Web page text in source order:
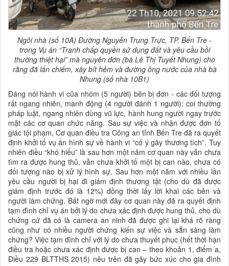
Ngôi nhà (số 10A) Đường Nguyễn Trung Trực, TP. Bến Tre -
trong Vụ án “Tranh chấp quyền sử dụng đất và yêu cầu bồi
thường thiệt hại” mà nguyên đơn (bà Lê Thị Tuyết Nhung) cho
rằng đã lấn chiếm, xây bít hẻm và đường ông nước của nhà bà
Nhung (số nhà 10B1)
Đáng nói hành vi của nhóm (5 người) bên bị đơn - các đối tượng
rất ngang nhiên, manh động (4 người đánh 1 người); coi thường
pháp luật, ngang nhiên dùng vũ lực, hành hung người ngay trước
mặt các cơ quan chức năng. Sau sự việc và nhận được đơn tố
giác tội phạm, Cơ quan điều tra Công an tỉnh Bến Tre đã ra quyết
định khởi tố vụ án hình sự về hành vi “cố ý gây thương tích”. Tuy
nhiên điều “khó hiểu” là sau hơn một năm cơ quan này vẫn chưa
tìm ra được hung thủ, vẫn chưa khởi tố một bị can nào, chưa có
đối tượng nào bị xử lý hình sự. Sau hơn một năm với nhiều lần
yêu cầu người bị hại đi giám định thương tật (cho dù đã được
giám định trước đó là 12%) đồng thời lấy lời khai các bên và
người làm chứng. Bất ngờ mới đây cơ quan này đã ra quyết định
tạm đình chỉ vụ án bởi lý do chưa xác định được hung thủ, cho dù
chứng cứ đã có là camera an ninh đã được ghi lại khá rõ ràng
cũng như có nhiều người chứng kiến sự việc và sẵn sàng làm
chứng? Việc tạm đình chỉ với lý do chưa thuyết phục (hết thời hạn
điều tra hoặc chưa xác định được bị can – theo khoản 1, điểm a,
Điều 229 BLTTHS 2015) nêu trên đã gây bức xúc cho gia đình